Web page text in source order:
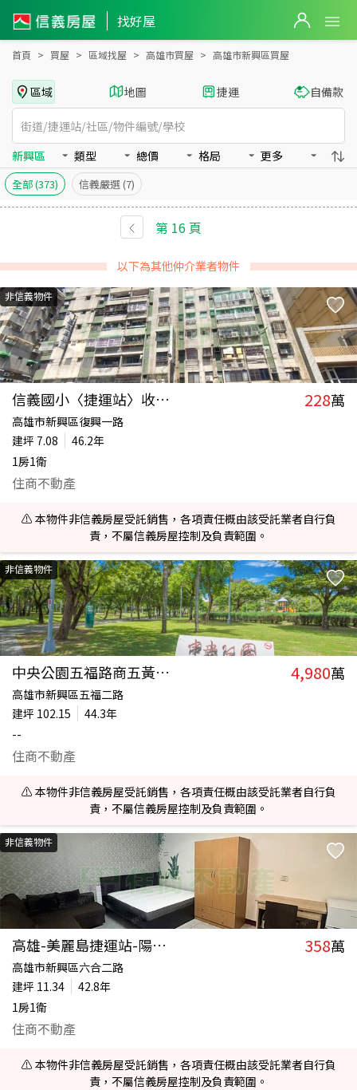
找好屋
高雄市新興區買房：房屋物件出售、房價分析
首頁 買屋 區域找屋 高雄市買屋 高雄市新興區買屋
區域 地圖 捷運 自備款
新興區 類型 總價 格局 更多
全部(373) 信義嚴選 (7)
第 16 頁
以下為其他仲介業者物件
非信義物件
信義國小〈捷運站〉收租套房 228萬
高雄市新興區復興一路
建坪 7.08
46.2年
1房1衛
住商不動產
⚠️ 本物件非信義房屋受託銷售，各項責任概由該受託業者自行負
責，不屬信義房屋控制及負責範圍。
非信義物件
中央公園五福路商五黃金透店 4,980萬
高雄市新興區五福二路
建坪 102.15
44.3年
--
住商不動產
⚠️ 本物件非信義房屋受託銷售，各項責任概由該受託業者自行負
責，不屬信義房屋控制及負責範圍。
非信義物件
高雄-美麗島捷運站-陽台套房 358萬
高雄市新興區六合二路
建坪 11.34
42.8年
1房1衛
住商不動產
⚠️ 本物件非信義房屋受託銷售，各項責任概由該受託業者自行負
責，不屬信義房屋控制及負責範圍。